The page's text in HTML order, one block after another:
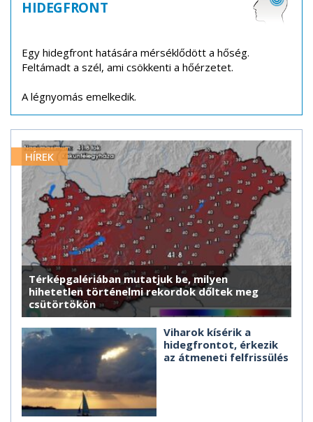
HIDEGFRONT
Egy hidegfront hatására mérséklődött a hőség.
Feltámadt a szél, ami csökkenti a hőérzetet.
A légnyomás emelkedik.
HÍREK
Térképgalériában mutatjuk be, milyen
hihetetlen történelmi rekordok dőltek meg
csütörtökön
Viharok kísérik a
hidegfrontot, érkezik
az átmeneti felfrissülés